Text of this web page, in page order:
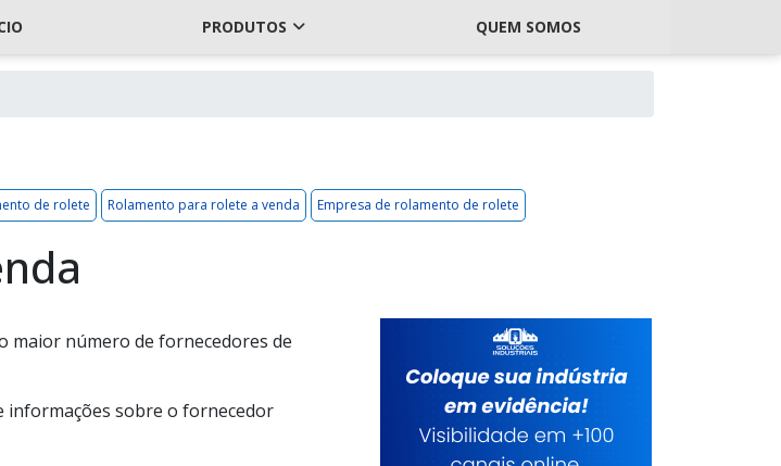
PRODUTOS QUEM SOMOS
de rolete Rolamento para rolete a venda Empresa de rolamento de rolete
maior número de fornecedores de
informações sobre o fornecedor